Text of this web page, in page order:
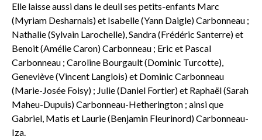
Elle laisse aussi dans le deuil ses petits-enfants Marc
(Myriam Desharnais) et Isabelle (Yann Daigle) Carbonneau ;
Nathalie (Sylvain Larochelle), Sandra (Frédéric Santerre) et
Benoit (Amélie Caron) Carbonneau ; Eric et Pascal
Carbonneau ; Caroline Bourgault (Dominic Turcotte),
Geneviève (Vincent Langlois) et Dominic Carbonneau
(Marie-Josée Foisy) ; Julie (Daniel Fortier) et Raphaël (Sarah
Maheu-Dupuis) Carbonneau-Hetherington ; ainsi que
Gabriel, Matis et Laurie (Benjamin Fleurinord) Carbonneau-
Iza.